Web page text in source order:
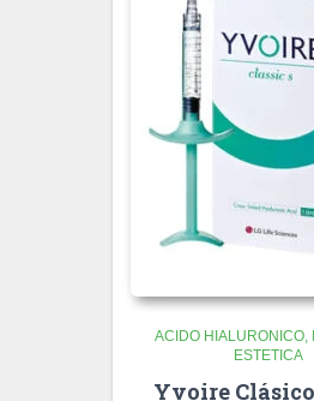
ACIDO HIALURONICO
ESTETICA
Yvoire